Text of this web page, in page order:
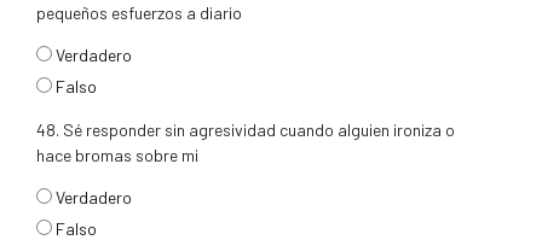
pequeños esfuerzos a diario
respuesta47
Verdadero
Falso
48. Sé responder sin agresividad cuando alguien ironiza o
hace bromas sobre mi
respuesta48
Verdadero
Falso